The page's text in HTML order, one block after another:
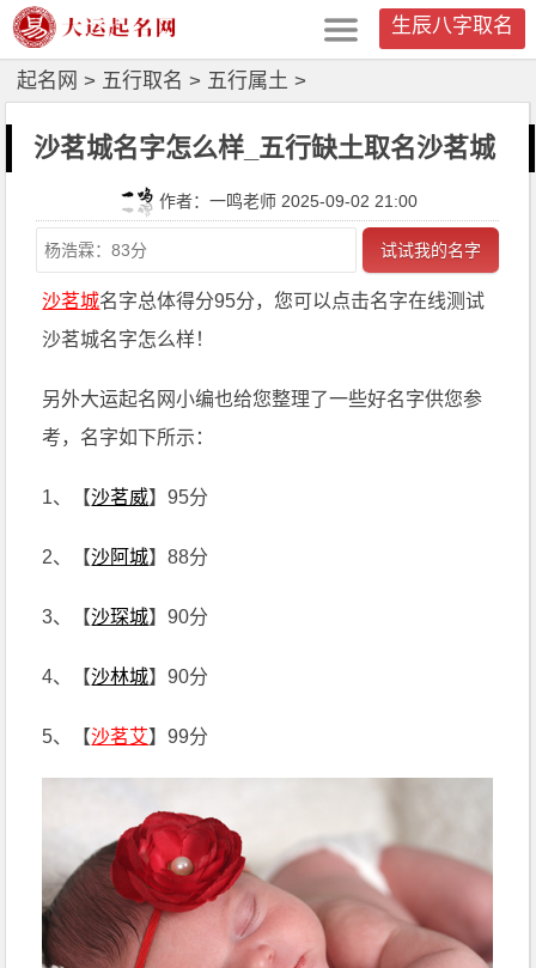
生辰八字取名
起名网 > 五行取名 > 五行属土 >
沙茗城名字怎么样_五行缺土取名沙茗城
作者：一鸣老师 2025-09-02 21:00
试试我的名字
沙茗城名字总体得分95分，您可以点击名字在线测试
沙茗城名字怎么样！
另外大运起名网小编也给您整理了一些好名字供您参
考，名字如下所示：
1、【沙茗威】95分
2、【沙阿城】88分
3、【沙琛城】90分
4、【沙林城】90分
5、【沙茗艾】99分